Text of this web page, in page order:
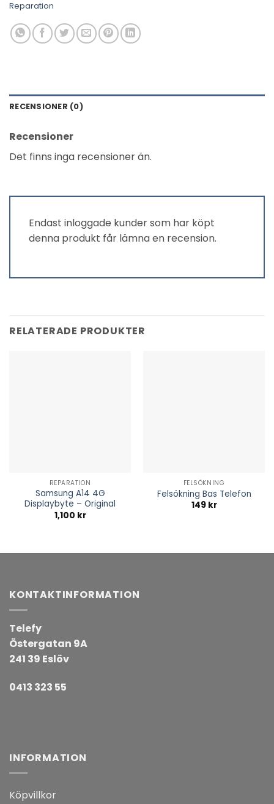
Reparation
RECENSIONER (0)
Recensioner
Det finns inga recensioner än.
Endast inloggade kunder som har köpt
denna produkt får lämna en recension.
RELATERADE PRODUKTER
REPARATION
Samsung A14 4G
Displaybyte – Original
1,100 kr
FELSÖKNING
Felsökning Bas Telefon
149 kr
KONTAKTINFORMATION
Telefy
Östergatan 9A
241 39 Eslöv
0413 323 55
INFORMATION
Köpvillkor